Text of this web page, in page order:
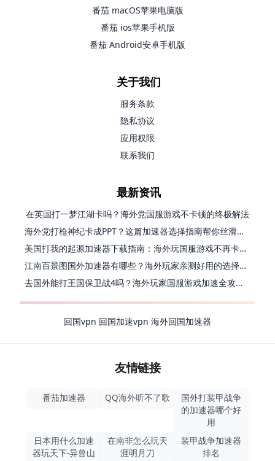
番茄 macOS苹果电脑版
番茄 ios苹果手机版
番茄 Android安卓手机版
关于我们
服务条款
隐私协议
应用权限
联系我们
最新资讯
在英国打一梦江湖卡吗？海外党国服游戏不卡顿的终极解法
海外党打枪神纪卡成PPT？这篇加速器选择指南帮你丝滑上分
美国打我的起源加速器下载指南：海外玩国服游戏不再卡的终极方案
江南百景图国外加速器有哪些？海外玩家亲测好用的选择与避坑指南
去国外能打王国保卫战4吗？海外玩家国服游戏加速全攻略（附公主连结幻想江湖实测）
回国vpn 回国加速vpn 海外回国加速器
友情链接
番茄加速器 QQ海外听不了歌
国外打装甲战争
的加速器哪个好
用
日本用什么加速
器玩天下-异兽山
在南非怎么玩天
涯明月刀
装甲战争加速器
排名